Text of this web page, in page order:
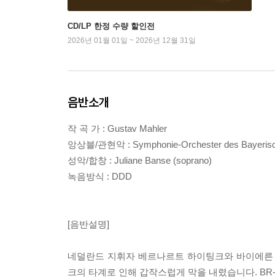
CD/LP 한정 수량 할인전
2026년 01월 01일 ~ 2026년 12월 31일
음반소개
작 곡 가 : Gustav Mahler
앙상블/관현악 : Symphonie-Orchester des
성악/합창 : Juliane Banse (soprano)
녹음방식 : DDD
[음반설명]
네덜란드 지휘자 베르나르트 하이팅크와 바이에
크의 타계로 인해 갑작스럽게 막을 내렸습니다.